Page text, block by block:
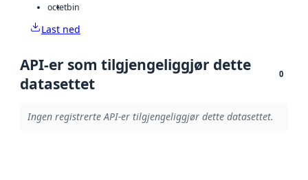
octetbin
Last ned
API-er som tilgjengeliggjør dette
datasettet
0
Ingen registrerte API-er tilgjengeliggjør dette datasettet.